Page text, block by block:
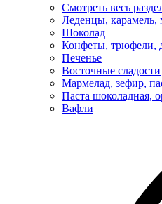
Смотреть весь
Леденцы, карамель,
Шоколад
Конфеты, трюфели,
Печенье
Восточные сладости
Мармелад, зефир,
Паста шоколадная,
Вафли